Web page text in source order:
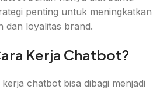
penting untuk meningkatkan
dan loyalitas brand.
Kerja Chatbot?
chatbot bisa dibagi menjadi